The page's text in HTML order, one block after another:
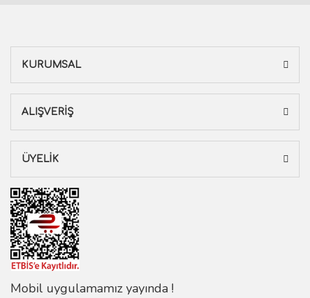
KURUMSAL
ALIŞVERİŞ
ÜYELİK
Mobil uygulamamız yayında !